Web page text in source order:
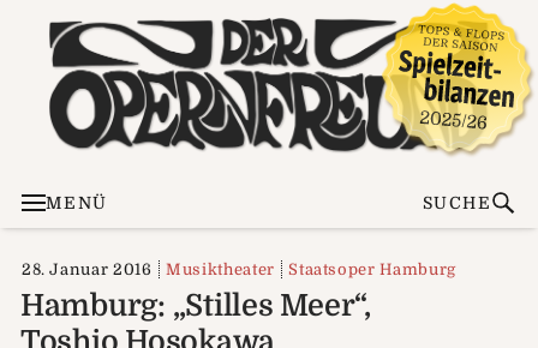
MENÜ SUCHE
28. Januar 2016 Musiktheater Staatsoper Hamburg
Hamburg: „Stilles Meer“,